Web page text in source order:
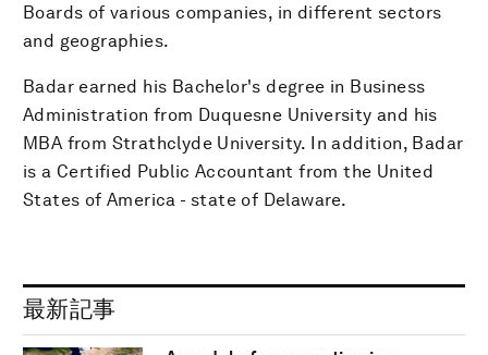
Boards of various companies, in different sectors
and geographies.
Badar earned his Bachelor's degree in Business
Administration from Duquesne University and his
MBA from Strathclyde University. In addition, Badar
is a Certified Public Accountant from the United
States of America - state of Delaware.
最新記事